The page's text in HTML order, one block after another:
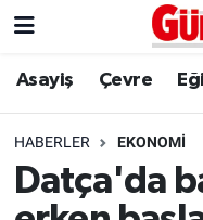
Asayiş Çevre
HABERLER EKONOMI
Datça'da
Asayiş
Çevre
Eğitim
İstanbul Hava
İstanbul Trafik
Süper Lig Puan